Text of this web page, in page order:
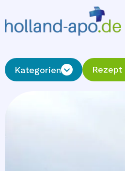
Kategorien Rezept